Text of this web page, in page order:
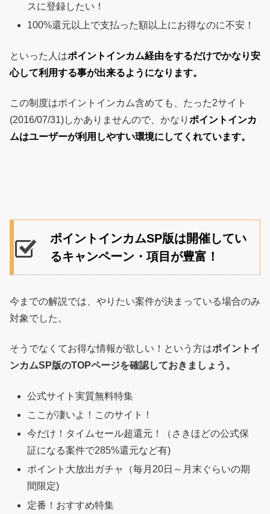
スに登録したい！
100%還元以上で支払った額以上にお得なのに不安！
といった人はポイントインカム経由をするだけでかなり安
心して利用する事が出来るようになります。
この制度はポイントインカム含めても、たった2サイト
(2016/07/31)しかありませんので、かなり ポイントインカ
ムはユーザーが利用しやすい環境にしてくれています。
ポイントインカムSP版は開催してい
るキャンペーン・項目が豊富！
今までの解説では、やりたい案件が決まっている場合のみ
対象でした。
そうでなくてお得な情報が欲しい！という方はポイントイ
ンカムSP版のTOPページを確認しておきましょう。
公式サイト実質無料特集
ここが凄いよ！このサイト！
今だけ！タイムセール超還元！（さきほどの公式保
証になる案件で285%還元など有)
ポイント大放出ガチャ（毎月20日～月末ぐらいの期
間限定)
定番！おすすめ特集